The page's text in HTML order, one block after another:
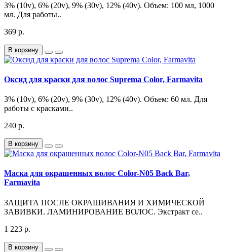
3% (10v), 6% (20v), 9% (30v), 12% (40v). Объем: 100 мл, 1000
мл. Для работы..
369 р.
В корзину
Оксид для краски для волос Suprema Color, Farmavita
3% (10v), 6% (20v), 9% (30v), 12% (40v). Объем: 60 мл. Для
работы с красками..
240 р.
В корзину
Маска для окрашенных волос Color-N05 Back Bar,
Farmavita
ЗАЩИТА ПОСЛЕ ОКРАШИВАНИЯ И ХИМИЧЕСКОЙ
ЗАВИВКИ. ЛАМИНИРОВАНИЕ ВОЛОС. Экстракт се..
1 223 р.
В корзину